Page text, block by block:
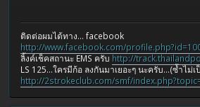
ติดต่อผมได้ทาง... facebook
http://www.facebook.com/
ลิ้งค์เช็คสถานะ EMS ครับ http://
LS 125...ใครมีก้อ ลงกันมาเยอะๆ นะครับ...(ซ้ำไม่เ
http://2strokeclub.com/smf/